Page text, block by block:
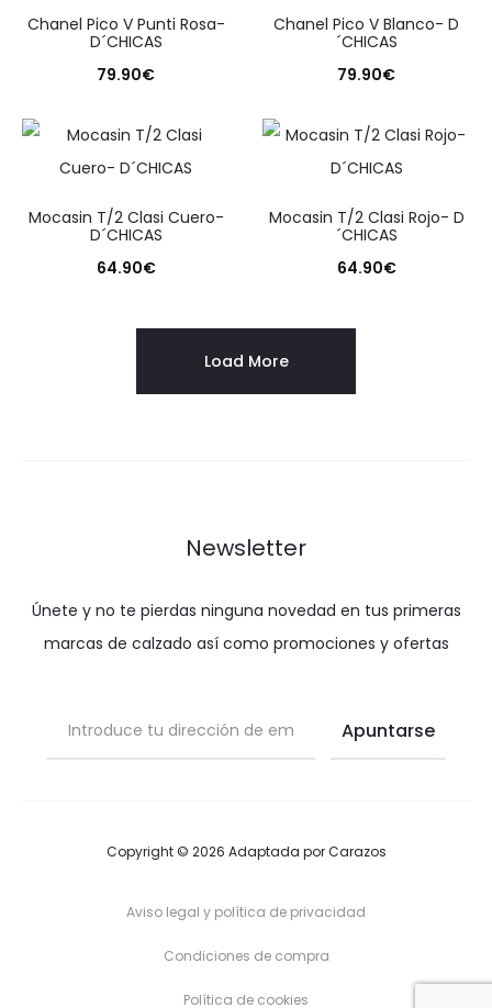
Chanel Pico V Punti Rosa-
D´CHICAS
79.90€
Chanel Pico V Blanco- D
´CHICAS
79.90€
Mocasin T/2 Clasi Cuero-
D´CHICAS
64.90€
Mocasin T/2 Clasi Rojo- D
´CHICAS
64.90€
Load More
Newsletter
Únete y no te pierdas ninguna novedad en tus primeras
marcas de calzado así como promociones y ofertas
Copyright © 2026 Adaptada porCarazos
Aviso legal y política de privacidad
Condiciones de compra
Política de cookies